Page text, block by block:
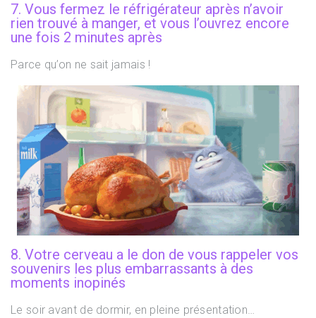
7. Vous fermez le réfrigérateur après n’avoir
rien trouvé à manger, et vous l’ouvrez encore
une fois 2 minutes après
Parce qu’on ne sait jamais !
8. Votre cerveau a le don de vous rappeler vos
souvenirs les plus embarrassants à des
moments inopinés
Le soir avant de dormir, en pleine présentation…